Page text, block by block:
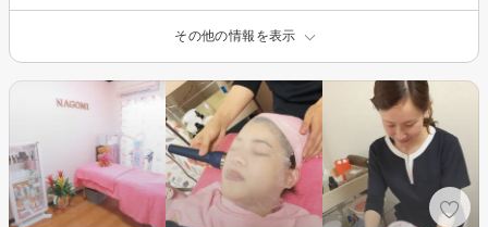
その他の情報を表示